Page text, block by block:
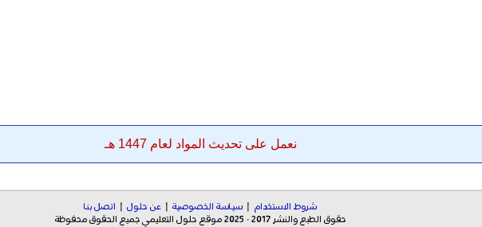
نعمل على تحديث المواد لعام 1447 هـ
شروط الاستخدام | سياسة الخصوصية | عن حلول |
اتصل بنا
حقوق الطبع والنشر 2017 - 2025 موقع حلول التعليمي جميع الحقوق محفوظة